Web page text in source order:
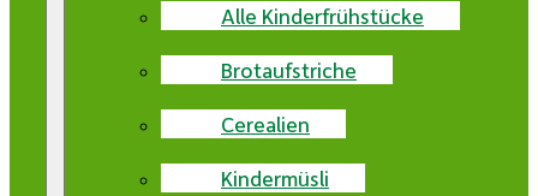
Alle Kinderfrühstücke
Brotaufstriche
Cerealien
Kindermüsli